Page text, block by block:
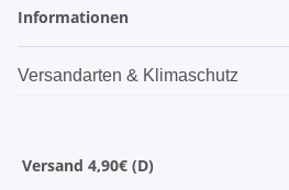
Informationen
Versandarten & Klimaschutz
Versand 4,90€ (D)